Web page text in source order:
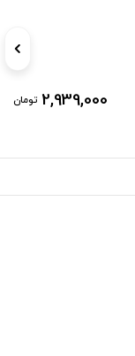
2,939,000 تومان